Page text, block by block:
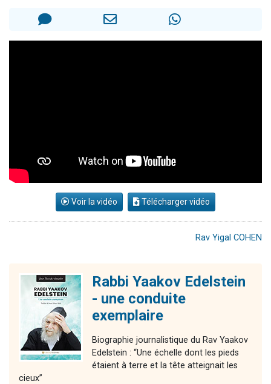
Voir la vidéo Télécharger vidéo
Rav Yigal COHEN
Rabbi Yaakov Edelstein
- une conduite
exemplaire
Biographie journalistique du Rav Yaakov
Edelstein : “Une échelle dont les pieds
étaient à terre et la tête atteignait les
cieux”